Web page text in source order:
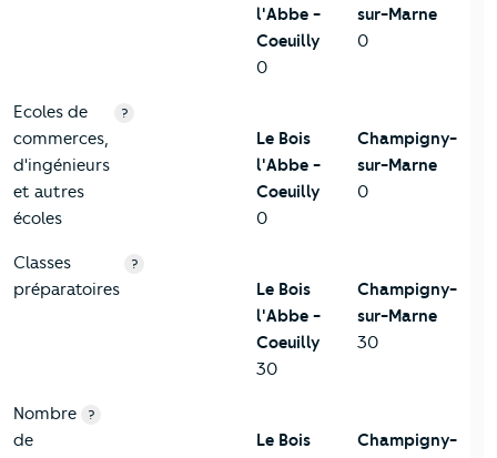
l'Abbe -
Coeuilly
0
sur-Marne
0
Ecoles de
commerces,
d'ingénieurs
et autres
écoles
?
Le Bois
l'Abbe -
Coeuilly
0
Champigny-
sur-Marne
0
Classes
préparatoires
?
Le Bois
l'Abbe -
Coeuilly
30
Champigny-
sur-Marne
30
Nombre
de
?
Le Bois
Champigny-